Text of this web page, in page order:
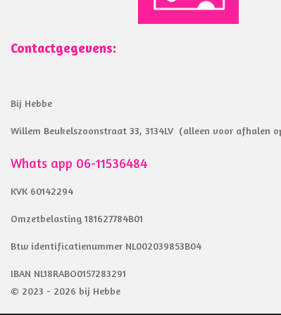
Contactgegevens:
Bij Hebbe
Willem Beukelszoonstraat 33, 3134LV (alleen voor afhalen
Whats app 06-11536484
KVK 60142294
Omzetbelasting 181627784B01
Btw identificatienummer NL002039853B04
IBAN NL18RABO0157283291
© 2023 - 2026 bij Hebbe